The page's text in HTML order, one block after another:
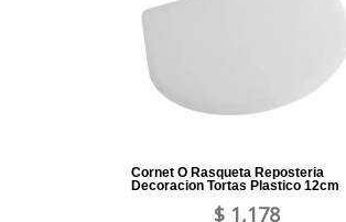
Cornet O Rasqueta Reposteria
Decoracion Tortas Plastico 12cm
$ 1,178